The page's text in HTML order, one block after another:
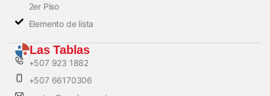
2er Piso
Elemento de lista
Las Tablas
+507 923 1882
+507 66170306